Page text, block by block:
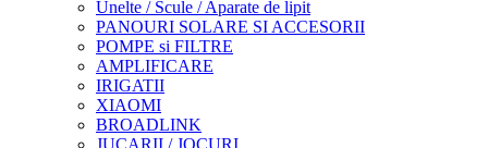
Unelte / Scule / Aparate de lipit
PANOURI SOLARE SI ACCESORII
POMPE si FILTRE
AMPLIFICARE
IRIGATII
XIAOMI
BROADLINK
JUCARII / JOCURI